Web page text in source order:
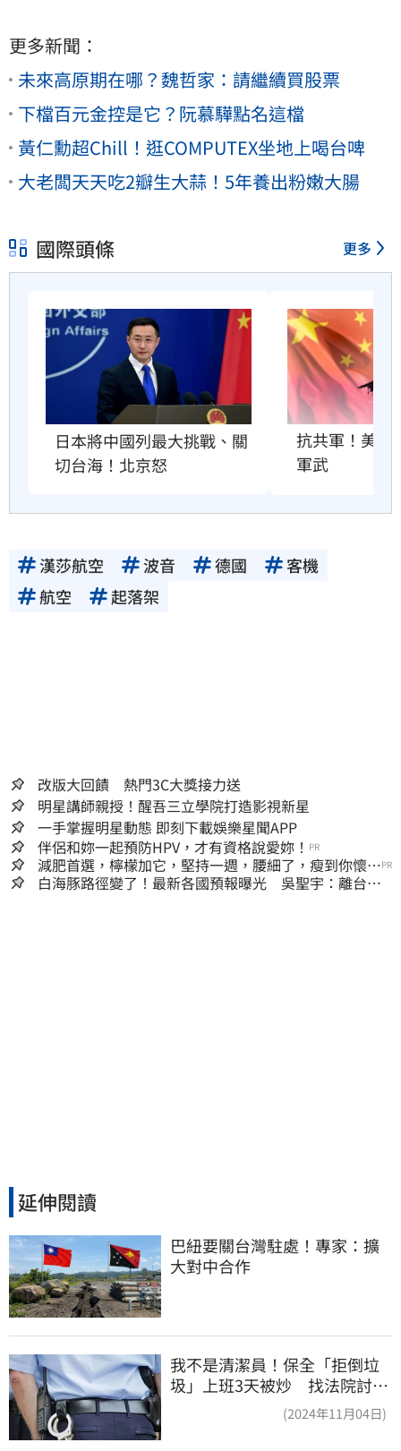
更多新聞：
未來高原期在哪？魏哲家：請繼續買股票
下檔百元金控是它？阮慕驊點名這檔
黃仁勳超Chill！逛COMPUTEX坐地上喝台啤
大老闆天天吃2瓣生大蒜！5年養出粉嫩大腸
國際頭條 更多
日本將中國列最大挑戰、關
切台海！北京怒
抗共軍！美國
軍武
漢莎航空 波音 德國
客機
航空
起落架
改版大回饋 熱門3C大獎接力送
明星講師親授！醒吾三立學院打造影視新星
一手掌握明星動態 即刻下載娛樂星聞APP
伴侶和妳一起預防HPV，才有資格說愛妳！ PR
減肥首選，檸檬加它，堅持一週，腰細了，瘦到你懷疑
人生
PR
白海豚路徑變了！最新各國預報曝光 吳聖宇：離台灣
延伸閱讀
巴紐要關台灣駐處！專家：擴
大對中合作
我不是清潔員！保全「拒倒垃
圾」上班3天被炒 找法院討公
(2024年11月04日)